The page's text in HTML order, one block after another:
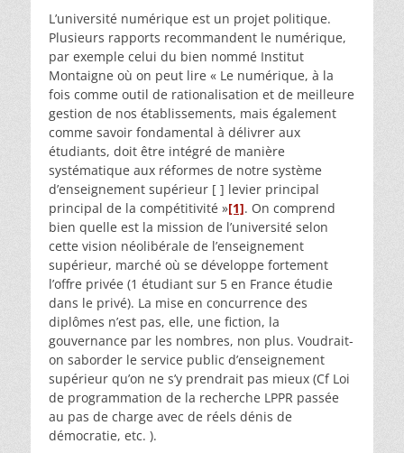
L’université numérique est un projet politique.
Plusieurs rapports recommandent le numérique,
par exemple celui du bien nommé Institut
Montaigne où on peut lire « Le numérique, à la
fois comme outil de rationalisation et de meilleure
gestion de nos établissements, mais également
comme savoir fondamental à délivrer aux
étudiants, doit être intégré de manière
systématique aux réformes de notre système
d’enseignement supérieur [ ] levier principal
principal de la compétitivité »[1]. On comprend
bien quelle est la mission de l’université selon
cette vision néolibérale de l’enseignement
supérieur, marché où se développe fortement
l’offre privée (1 étudiant sur 5 en France étudie
dans le privé). La mise en concurrence des
diplômes n’est pas, elle, une fiction, la
gouvernance par les nombres, non plus. Voudrait-
on saborder le service public d’enseignement
supérieur qu’on ne s’y prendrait pas mieux (Cf Loi
de programmation de la recherche LPPR passée
au pas de charge avec de réels dénis de
démocratie, etc. ).